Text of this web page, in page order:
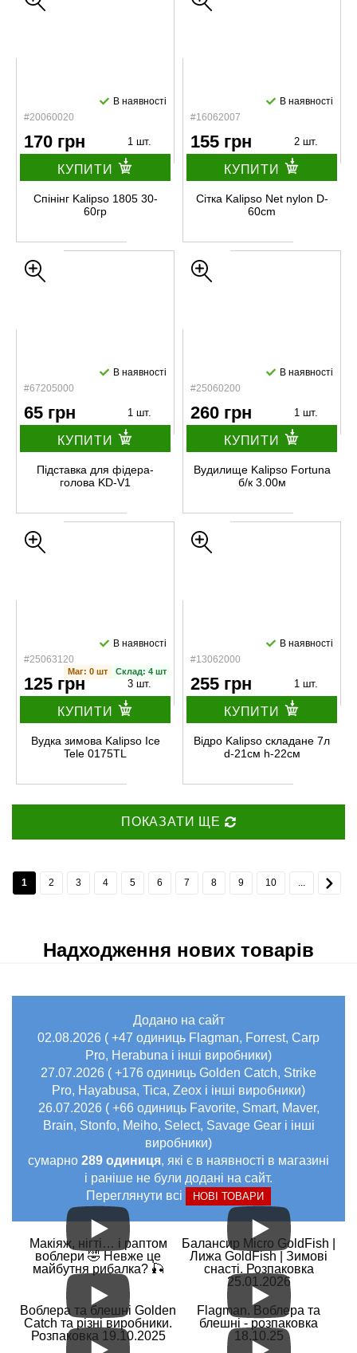
#20060020
В наявності
170 грн 1 шт.
КУПИТИ
Спінінг Kalipso 1805 30-
60гр
#16062007
В наявності
155 грн 2 шт.
КУПИТИ
Сітка Kalipso Net nylon D-
60cm
#67205000
В наявності
65 грн 1 шт.
КУПИТИ
Підставка для фідера-
голова KD-V1
#25060200
В наявності
260 грн 1 шт.
КУПИТИ
Вудилище Kalipso Fortuna
б/к 3.00м
#25063120
В наявності
Маг: 0 шт Склад: 4 шт
125 грн 3 шт.
КУПИТИ
Вудка зимова Kalipso Ice
Tele 0175TL
#13062000
В наявності
255 грн 1 шт.
КУПИТИ
Відро Kalipso складане 7л
d-21см h-22см
ПОКАЗАТИ ЩЕ
1 2 3 4 5 6 7 8 9 10 ...
Надходження нових товарів
Додано на сайт
02.08.2026 ( +47 одиниць Flagman, Forrest, Carp
Pro, Herabuna і інші виробники)
27.07.2026 ( +176 одиниць Golden Catch, Strike
Pro, Hayabusa, Tica, Zeox і інші виробники)
26.07.2026 ( +66 одиниць Favorite, Smart, Maver,
Brain, Stonfo, Meiho, Select, Savage Gear і інші
виробники)
сумарно 289 одиниця, які є в наявності в магазині
і раніше не були додані на сайт.
Переглянути всі
НОВІ ТОВАРИ
Макіяж, нігті… і раптом
воблери 🤣 Невже це
майбутня рибалка? 🎣
Балансир Micro GoldFish |
Лижа GoldFish | Зимові
снасті. Розпаковка
25.01.2026
Воблера та блешні Golden
Catch та різні виробники.
Розпаковка 19.10.2025
Flagman. Воблера та
блешні - розпаковка
18.10.25